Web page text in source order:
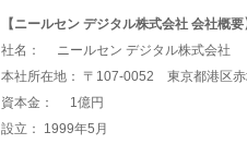
【ニールセン デジタル株式会社 会社概要
社名： ニールセン デジタル株式会
本社所在地： 〒107-0052 東京都港区
資本金： 1億円
設立： 1999年5月